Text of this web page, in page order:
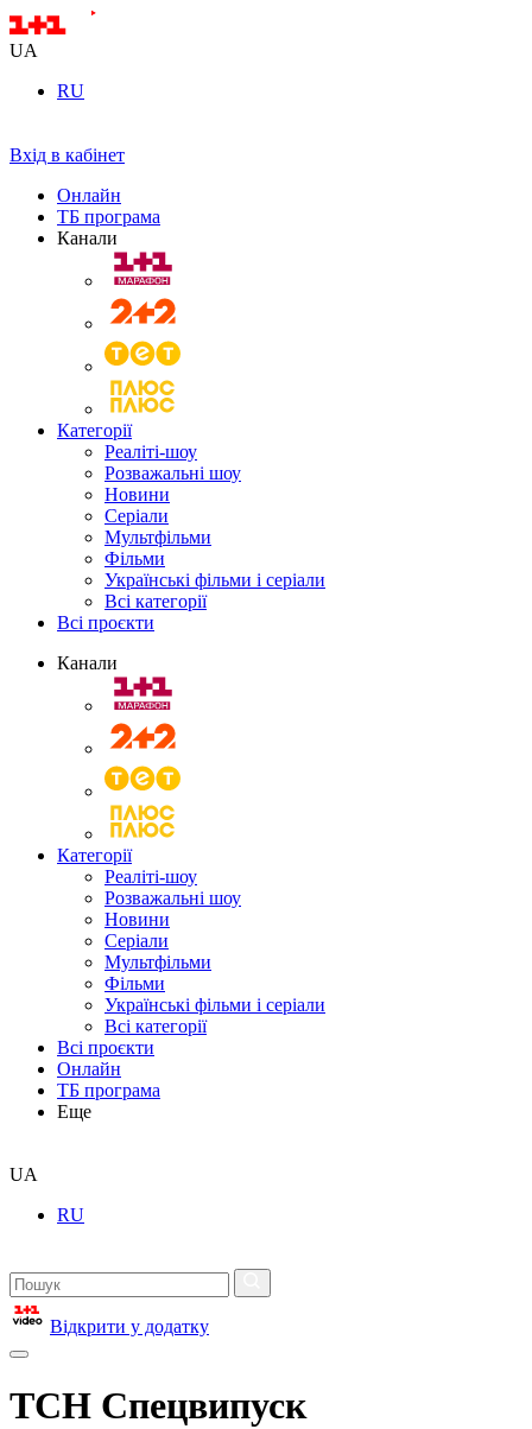
UA
RU
Вхід в кабінет
Онлайн
ТБ програма
Канали
Категорії
Реаліті-шоу
Розважальні шоу
Новини
Серіали
Мультфільми
Фільми
Українські фільми і серіали
Всі категорії
Всі проєкти
Канали
Категорії
Реаліті-шоу
Розважальні шоу
Новини
Серіали
Мультфільми
Фільми
Українські фільми і серіали
Всі категорії
Всі проєкти
Онлайн
ТБ програма
Еще
UA
RU
Відкрити у додатку
ТСН Спецвипуск